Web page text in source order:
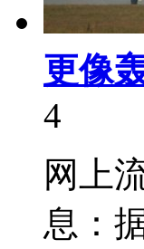
更像
4
网上
息：